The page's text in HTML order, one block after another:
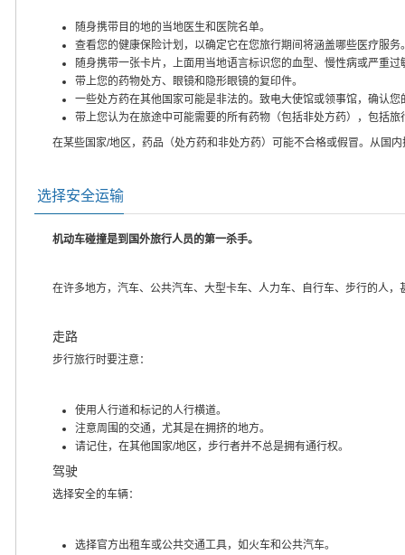
随身携带目的地的当地医生和医院名单。
查看您的健康保险计划，以确定它在您旅行期间将涵盖哪些医疗服
随身携带一张卡片，上面用当地语言标识您的血型、慢性病或严重
带上您的药物处方、眼镜和隐形眼镜的复印件。
一些处方药在其他国家可能是非法的。致电大使馆或领事馆，确认
带上您认为在旅途中可能需要的所有药物（包括非处方药），包括
在某些国家/地区，药品（处方药和非处方药）可能不合格或假冒。从国
选择安全运输
机动车碰撞是到国外旅行人员的第一杀手。
在许多地方，汽车、公共汽车、大型卡车、人力车、自行车、步行的人
走路
步行旅行时要注意：
使用人行道和标记的人行横道。
注意周围的交通，尤其是在拥挤的地方。
请记住，在其他国家/地区，步行者并不总是拥有通行权。
驾驶
选择安全的车辆：
选择官方出租车或公共交通工具，如火车和公共汽车。